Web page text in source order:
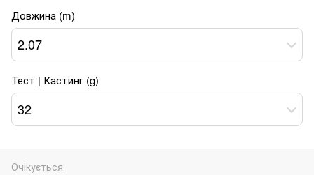
Довжина (m)
2.07
Тест | Кастинг (g)
32
Очікується